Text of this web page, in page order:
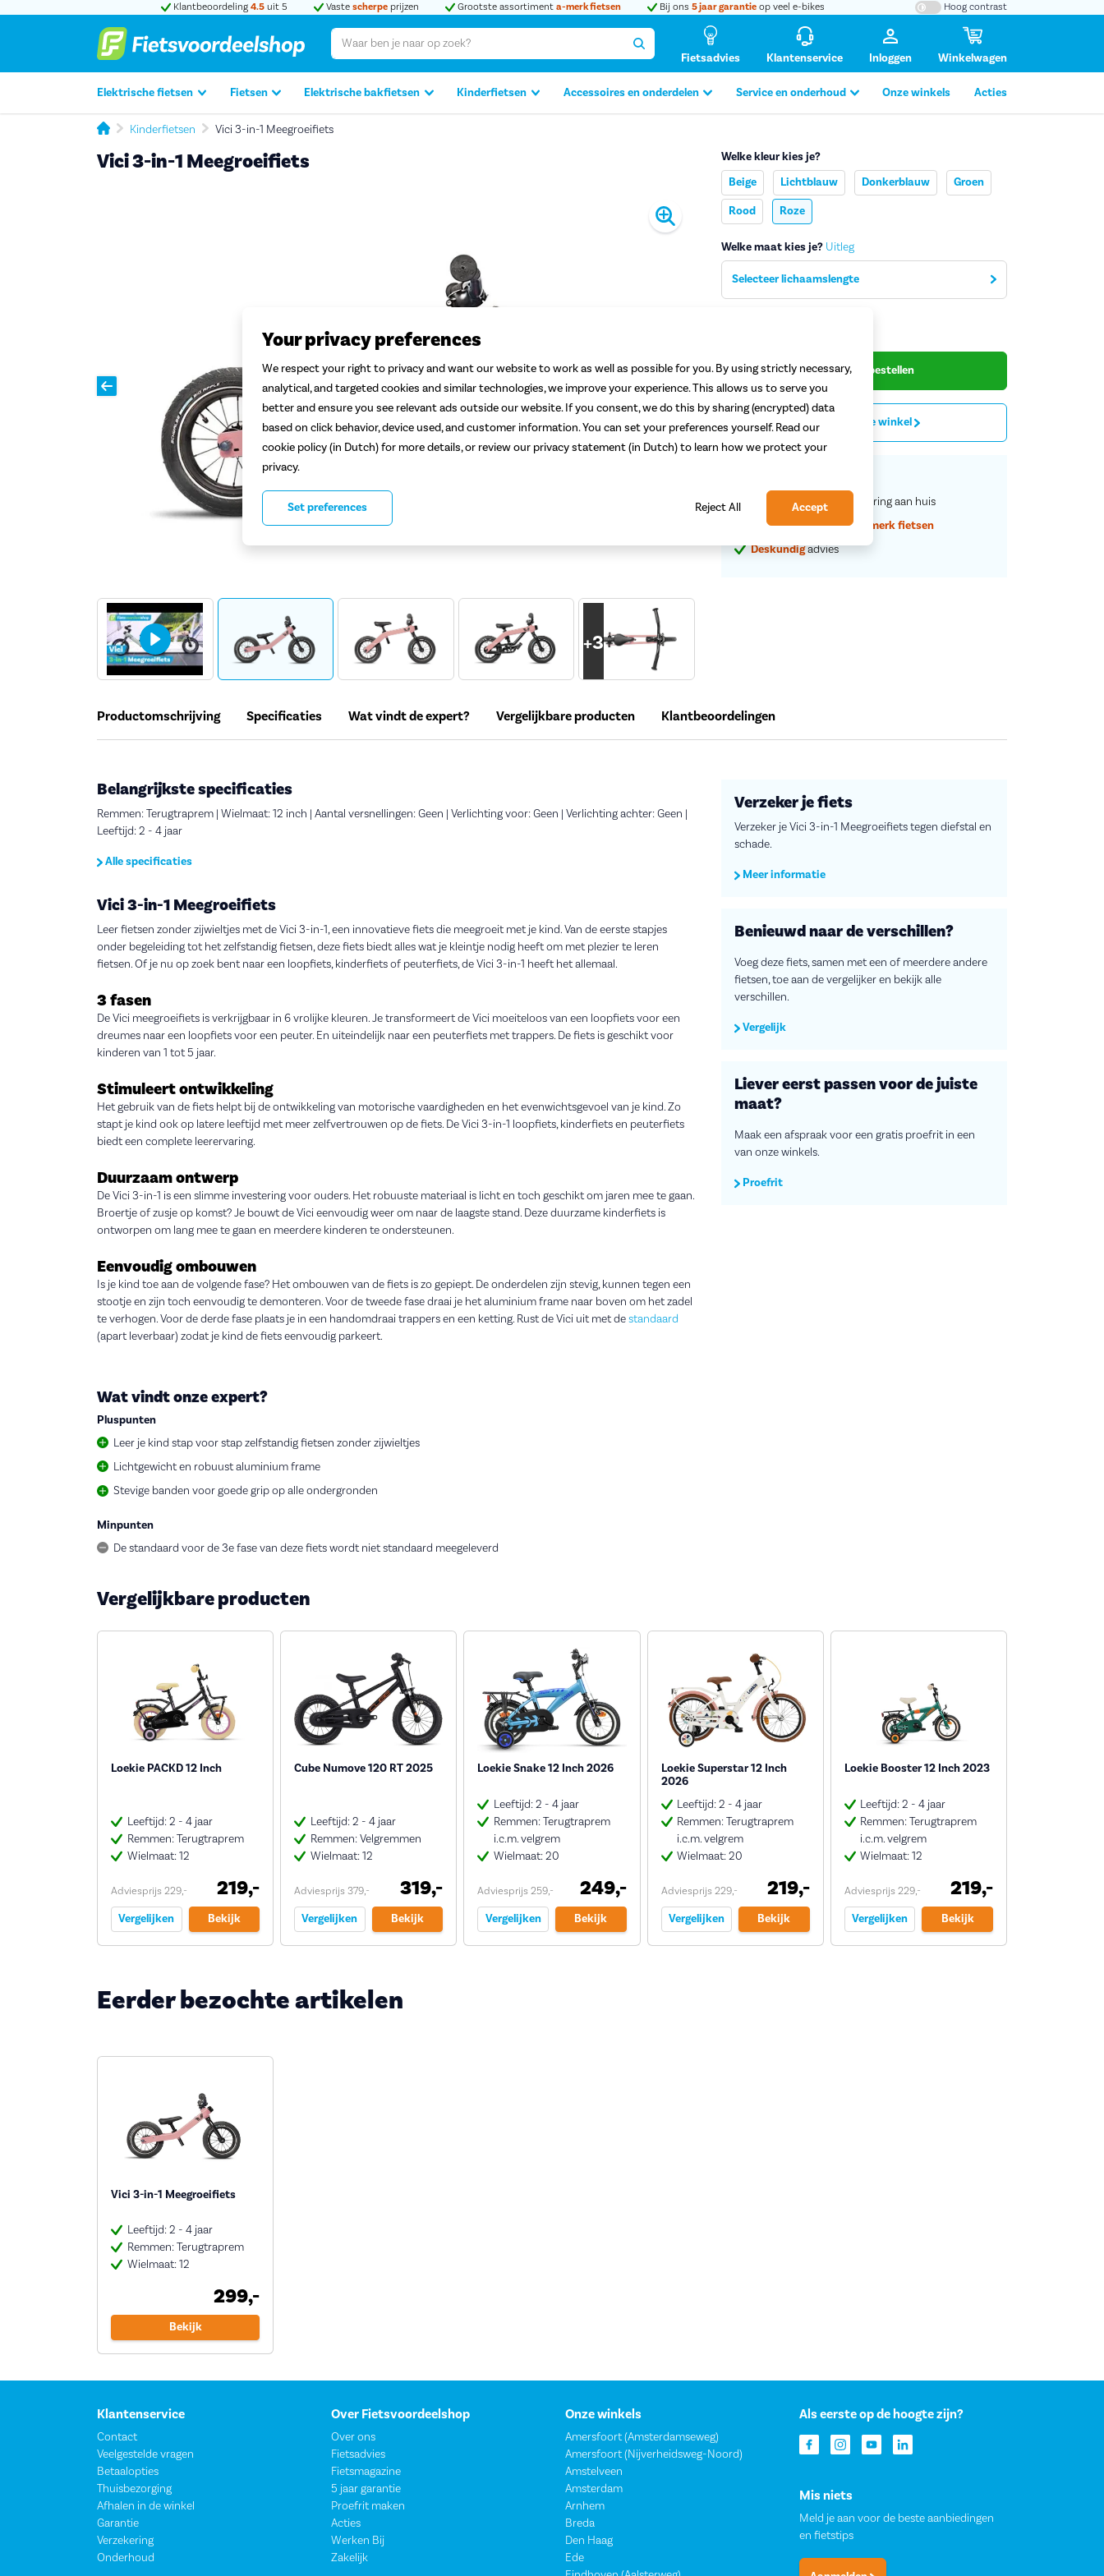
Klantbeoordeling 4.5 uit 5 Vaste scherpe prijzen Grootste assortiment a-merk fietsen Bij ons 5 jaar garantie op veel e-bikes Hoog contrast
Fietsadvies Klantenservice Inloggen Winkelwagen
Elektrische fietsen Fietsen Elektrische bakfietsen Kinderfietsen Accessoires en onderdelen Service en onderhoud Onze winkels Acties
Kinderfietsen Vici 3-in-1 Meegroeifiets
Vici 3-in-1 Meegroeifiets
Productafbeelding vergroten
+3
Welke kleur kies je?
Beige
Lichtblauw Donkerblauw
Groen
Rood
Roze
Welke maat kies je? Uitleg
Selecteer lichaamslengte
Begin met bestellen
Proefrit in de winkel
Service en rijklare
aflevering aan huis
Grootste assortiment
a-merk fietsen
Deskundigadvies
Productomschrijving Specificaties Wat vindt de expert? Vergelijkbare producten Klantbeoordelingen
Belangrijkste specificaties
Remmen: Terugtraprem | Wielmaat: 12 inch | Aantal versnellingen: Geen | Verlichting voor: Geen | Verlichting achter: Geen |
Leeftijd: 2 - 4 jaar
Alle specificaties
Vici 3-in-1 Meegroeifiets
Leer fietsen zonder zijwieltjes met de Vici 3-in-1, een innovatieve fiets die meegroeit met je kind. Van de eerste stapjes
onder begeleiding tot het zelfstandig fietsen, deze fiets biedt alles wat je kleintje nodig heeft om met plezier te leren
fietsen. Of je nu op zoek bent naar een loopfiets, kinderfiets of peuterfiets, de Vici 3-in-1 heeft het allemaal.
3 fasen
De Vici meegroeifiets is verkrijgbaar in 6 vrolijke kleuren. Je transformeert de Vici moeiteloos van een loopfiets voor een
dreumes naar een loopfiets voor een peuter. En uiteindelijk naar een peuterfiets met trappers. De fiets is geschikt voor
kinderen van 1 tot 5 jaar.
Stimuleert ontwikkeling
Het gebruik van de fiets helpt bij de ontwikkeling van motorische vaardigheden en het evenwichtsgevoel van je kind. Zo
stapt je kind ook op latere leeftijd met meer zelfvertrouwen op de fiets. De Vici 3-in-1 loopfiets, kinderfiets en peuterfiets
biedt een complete leerervaring.
Duurzaam ontwerp
De Vici 3-in-1 is een slimme investering voor ouders. Het robuuste materiaal is licht en toch geschikt om jaren mee te gaan.
Broertje of zusje op komst? Je bouwt de Vici eenvoudig weer om naar de laagste stand. Deze duurzame kinderfiets is
ontworpen om lang mee te gaan en meerdere kinderen te ondersteunen.
Eenvoudig ombouwen
Is je kind toe aan de volgende fase? Het ombouwen van de fiets is zo gepiept. De onderdelen zijn stevig, kunnen tegen een
stootje en zijn toch eenvoudig te demonteren. Voor de tweede fase draai je het aluminium frame naar boven om het zadel
te verhogen. Voor de derde fase plaats je in een handomdraai trappers en een ketting. Rust de Vici uit met destandaard
(apart leverbaar) zodat je kind de fiets eenvoudig parkeert.
Wat vindt onze expert?
Pluspunten
Leer je kind stap voor stap zelfstandig fietsen zonder zijwieltjes
Lichtgewicht en robuust aluminium frame
Stevige banden voor goede grip op alle ondergronden
Minpunten
De standaard voor de 3e fase van deze fiets wordt niet standaard meegeleverd
Verzeker je fiets
Verzeker je Vici 3-in-1 Meegroeifiets tegen diefstal en
schade.
Meer informatie
Benieuwd naar de verschillen?
Voeg deze fiets, samen met een of meerdere andere
fietsen, toe aan de vergelijker en bekijk alle
verschillen.
Vergelijk
Liever eerst passen voor de juiste
maat?
Maak een afspraak voor een gratis proefrit in een
van onze winkels.
Proefrit
Vergelijkbare producten
Loekie PACKD 12 Inch
Leeftijd: 2 - 4 jaar
Remmen: Terugtraprem
Wielmaat: 12
Adviesprijs 229,- 219,-
Vergelijken Bekijk
Cube Numove 120 RT 2025
Leeftijd: 2 - 4 jaar
Remmen: Velgremmen
Wielmaat: 12
Adviesprijs 379,- 319,-
Vergelijken Bekijk
Loekie Snake 12 Inch 2026
Leeftijd: 2 - 4 jaar
Remmen: Terugtraprem
i.c.m. velgrem
Wielmaat: 20
Adviesprijs 259,- 249,-
Vergelijken Bekijk
Loekie Superstar 12 Inch
2026
Leeftijd: 2 - 4 jaar
Remmen: Terugtraprem
i.c.m. velgrem
Wielmaat: 20
Adviesprijs 229,- 219,-
Vergelijken Bekijk
Loekie Booster 12 Inch 2023
Leeftijd: 2 - 4 jaar
Remmen: Terugtraprem
i.c.m. velgrem
Wielmaat: 12
Adviesprijs 229,- 219,-
Vergelijken Bekijk
Eerder bezochte artikelen
Vici 3-in-1 Meegroeifiets
Leeftijd: 2 - 4 jaar
Remmen: Terugtraprem
Wielmaat: 12
299,-
Bekijk
Klantenservice
Contact
Veelgestelde vragen
Betaalopties
Thuisbezorging
Afhalen in de winkel
Garantie
Verzekering
Onderhoud
Over Fietsvoordeelshop
Over ons
Fietsadvies
Fietsmagazine
5 jaar garantie
Proefrit maken
Acties
Werken Bij
Zakelijk
Onze winkels
Amersfoort (Amsterdamseweg)
Amersfoort (Nijverheidsweg-Noord)
Amstelveen
Amsterdam
Arnhem
Breda
Den Haag
Ede
Als eerste op de hoogte zijn?
Mis niets
Meld je aan voor de beste aanbiedingen
en fietstips
Your privacy preferences
We respect your right to privacy and want our website to work as well as possible for you. By using strictly necessary,
analytical, and targeted cookies and similar technologies, we improve your experience. This allows us to serve you
better and ensure you see relevant ads outside our website. If you consent, we do this by sharing (encrypted) data
based on click behavior, device used, and customer information. You can set your preferences yourself. Read our
cookie policy (in Dutch) for more details, or review our privacy statement (in Dutch) to learn how we protect your
privacy.
Reject All Accept
Set preferences